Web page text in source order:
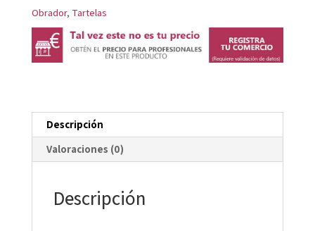
Obrador, Tartelas
Descripción
Valoraciones (0)
Descripción